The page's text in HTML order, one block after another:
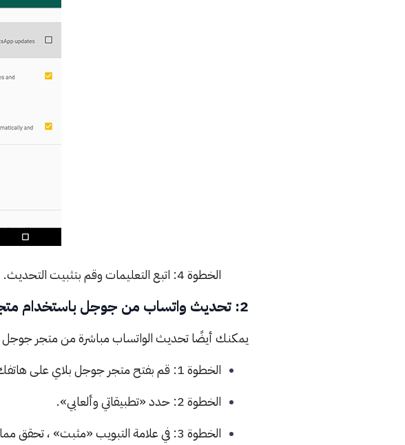
الخطوة 4: اتبع التعليمات وقم بتثبيت التحديث.
2: تحديث واتساب من جوجل باستخدام متجر جوجل بلاي
يمكنك أيضًا تحديث الواتساب مباشرة من متجر جوجل
الخطوة 1: قم بفتح متجر جوجل بلاي على هاتفك.
الخطوة 2: حدد «تطبيقاتي وألعابي».
الخطوة 3: في علامة التبويب «مثبت» ، تحقق مما إذا كان الواتساب يحتوي على تحديث.